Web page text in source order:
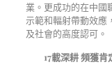
業。更成功的在中國
示範和輻射帶動效應
及社會的高度認可。
17載深耕 頻獲肯